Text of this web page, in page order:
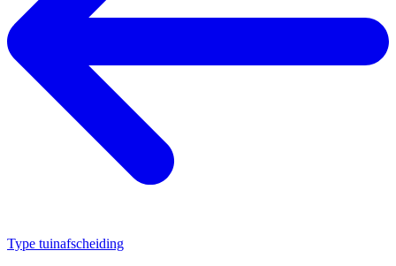
Type tuinafscheiding